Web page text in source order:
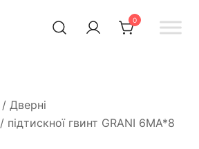
0
/ Дверні
/ підтискної гвинт GRANI 6MA*8